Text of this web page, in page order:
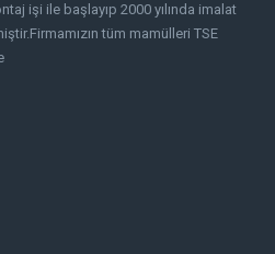
işi ile başlayıp 2000 yılında imalat
tüm mamülleri TSE